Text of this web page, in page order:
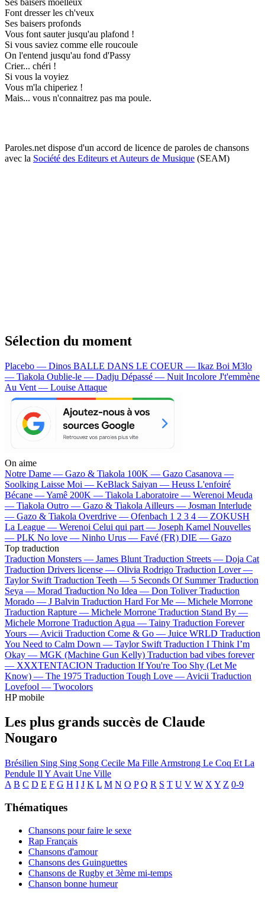
Font dresser les ch'veux
Ses baisers profonds
Vous font sauter jusqu'au plafond !
Si vous saviez comme elle roucoule
On l'entend jusqu'au fond d'Passy
Crier... chéri !
Si vous la voyiez
Vous m'la chiperiez !
Mais... vous n'connaitrez pas ma poule.
Paroles.net dispose d'un accord de licence de paroles de chansons
avec la Société des Editeurs et Auteurs de Musique (SEAM)
Sélection du moment
Placebo — Dinos BALLE DANS LE COEUR — Ikaz Boi M3lo
— Tiakola Oublie-le — Dadju Dépassé — Nuit Incolore J't'emmène
Au Vent — Louise Attaque
On aime
Notre Dame — Gazo & Tiakola 100K — Gazo Casanova —
Soolking Laisse Moi — KeBlack Saiyan — Heuss L'enfoiré
Bécane —Yamê 200K — Tiakola Laboratoire — Werenoi Meuda
— Tiakola Outro — Gazo & Tiakola Ailleurs — Josman Interlude
— Gazo & Tiakola Overdrive — Ofenbach 1 2 3 4 — ZOKUSH
La League — Werenoi Celui qui part — Joseph Kamel Nouvelles
— PLK No love — Ninho Urus — Favé (FR) DIE — Gazo
Top traduction
Traduction Monsters — James Blunt Traduction Streets — Doja Cat
Traduction Drivers license — Olivia Rodrigo Traduction Lover —
Taylor Swift Traduction Teeth — 5 Seconds Of Summer Traduction
Seya — Morad Traduction No Idea — Don Toliver Traduction
Morado — J Balvin Traduction Hard For Me — Michele Morrone
Traduction Rapture — Michele Morrone Traduction Stand By —
Michele Morrone Traduction Agua — Tainy Traduction Forever
Yours — Avicii Traduction Come & Go — Juice WRLD Traduction
You Need to Calm Down — Taylor Swift Traduction I Think I’m
Okay — MGK (Machine Gun Kelly) Traduction bad vibes forever
— XXXTENTACION Traduction If You're Too Shy (Let Me
Know) — The 1975 Traduction Tough Love — Avicii Traduction
Lovefool — Twocolors
HP mobile
Les plus grands succès de Claude
Nougaro
Brésilien Sing Sing Song Cecile Ma Fille Armstrong Le Coq Et La
Pendule Il Y Avait Une Ville
A B C D E F G H I J K L M N O P Q R S T U V W X Y Z 0-9
Thématiques
Chansons pour faire le sexe
Rap Français
Chansons d'amour
Chansons des Guinguettes
Chansons de Rugby et 3ème mi-temps
Chanson bonne humeur